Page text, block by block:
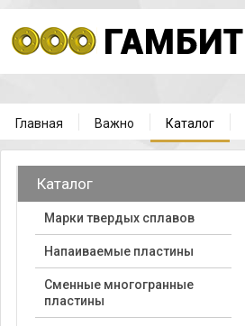
Главная Важно Каталог
Каталог
Марки твердых сплавов
Напаиваемые пластины
Cменные многогранные
пластины